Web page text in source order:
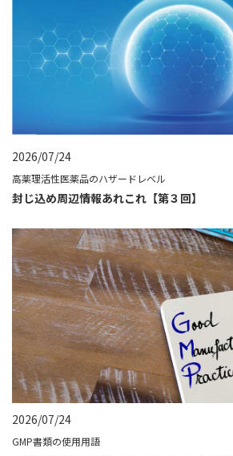
2026/07/24
高薬理活性医薬品のハザードレベル
封じ込め周辺情報あれこれ【第３回】
2026/07/24
GMP書類の使用用語